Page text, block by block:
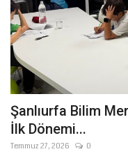
Şanlıurfa Bilim
İlk Dönemi...
Temmuz 27, 2026 0